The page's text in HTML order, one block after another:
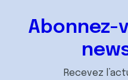
Abonnez-
Recevez